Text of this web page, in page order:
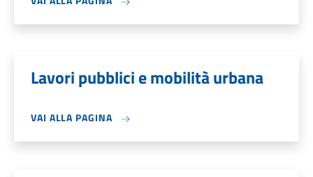
Lavori pubblici e mobilità urbana
VAI ALLA PAGINA